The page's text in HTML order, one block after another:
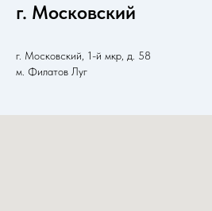
г. Московский
г. Московский, 1-й мкр, д. 58
м. Филатов Луг